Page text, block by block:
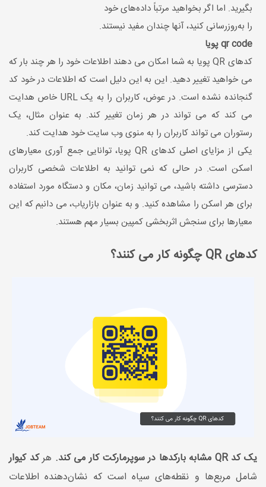
بگیرید. اما اگر بخواهید مرتباً داده‌های خود
را به‌روزرسانی کنید، آنها چندان مفید نیستند.
qr code پویا
کدهای QR پویا به شما امکان می دهند اطلاعات خود را هر چند بار که
می خواهید تغییر دهید. این به این دلیل است که اطلاعات در خود کد
گنجانده نشده است. در عوض، کاربران را به یک URL خاص هدایت
می کند که می تواند در هر زمان تغییر کند. به عنوان مثال، یک
رستوران می تواند کاربران را به منوی وب سایت خود هدایت کند.
یکی از مزایای اصلی کدهای QR پویا، توانایی جمع آوری معیارهای
اسکن است. در حالی که نمی توانید به اطلاعات شخصی کاربران
دسترسی داشته باشید، می توانید زمان، مکان و دستگاه مورد استفاده
برای هر اسکن را مشاهده کنید. و به عنوان بازاریاب، می دانیم که این
معیارها برای سنجش اثربخشی کمپین بسیار مهم هستند.
کدهای QR چگونه کار می کنند؟
یک کد QR مشابه بارکدها در سوپرمارکت کار می کند. هرکد کیوار
شامل مربع‌ها و نقطه‌های سیاه است که نشان‌دهنده اطلاعات